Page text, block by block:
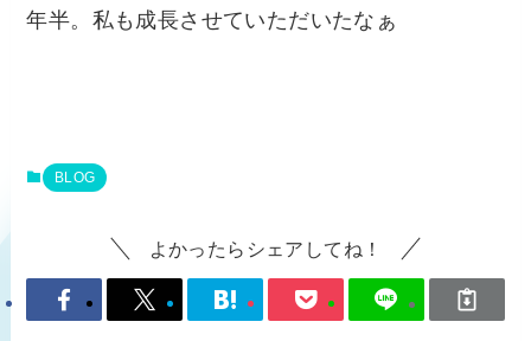
年半。私も成長させていただいたなぁ
BLOG
よかったらシェアしてね！